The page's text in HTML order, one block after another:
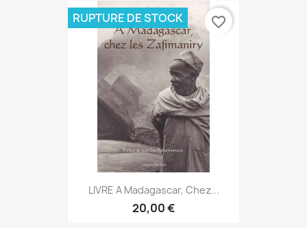
LIVRE A Madagascar, Chez...
20,00 €
RUPTURE DE STOCK favorite_border